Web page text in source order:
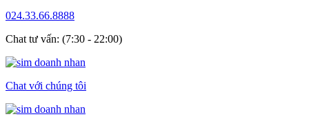
024.33.66.8888
Chat tư vấn: (7:30 - 22:00)
Chat với chúng tôi